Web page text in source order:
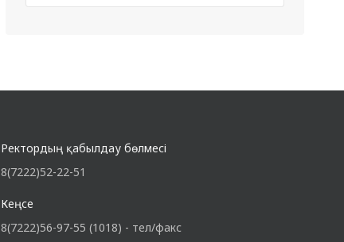
Ректордың қабылдау бөлмесі
8(7222)52-22-51
Кеңсе
8(7222)56-97-55 (1018) - тел/факс